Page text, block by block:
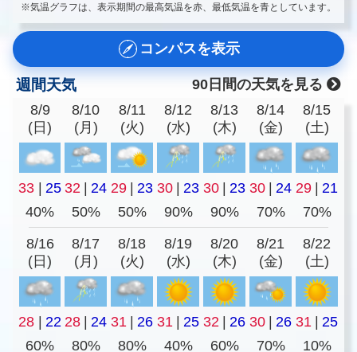
※気温グラフは、表示期間の最高気温を赤、最低気温を青としています。
コンパスを表示
週間天気
90日間の天気を見る
8/9
(日)
8/10
(月)
8/11
(火)
8/12
(水)
8/13
(木)
8/14
(金)
8/15
(土)
33 | 25 32 | 24 29 | 23 30 | 23 30 | 23 30 | 24 29 | 21
40%
50% 50% 90% 90% 70% 70%
8/16
(日)
8/17
(月)
8/18
(火)
8/19
(水)
8/20
(木)
8/21
(金)
8/22
(土)
28 | 22 28 | 24 31 | 26 31 | 25 32 | 26 30 | 26 31 | 25
60%
80% 80% 40% 60% 70%
10%